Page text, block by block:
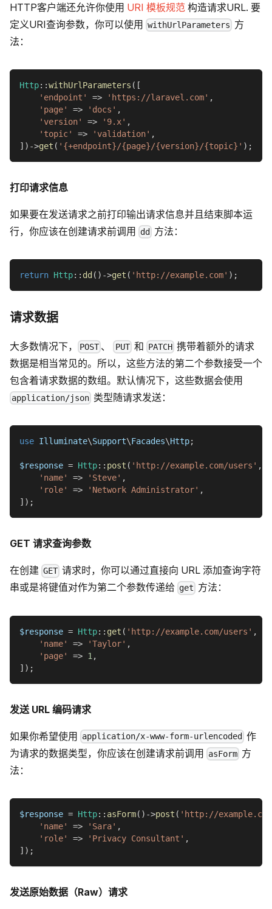
HTTP客户端还允许你使用 URI 模板规范 构造请求URL. 要
定义URI查询参数，你可以使用 withUrlParameters 方
法：
Http::withUrlParameters ( [
'endpoint'
=> 'https://laravel.com' ,
'page'
=> 'docs' ,
'version'
=> '9.x' ,
'topic'
=> 'validation' ,
] ) ->get ( '{+endpoint}/{page}/{version}/{topic}' ) ;
打印请求信息
如果要在发送请求之前打印输出请求信息并且结束脚本运
行，你应该在创建请求前调用 dd 方法：
return Http:: dd ( ) ->get ( 'http://example.com' ) ;
请求数据
大多数情况下， POST 、 PUT和 PATCH 携带着额外的请求
数据是相当常见的。所以，这些方法的第二个参数接受一个
包含着请求数据的数组。默认情况下，这些数据会使用
application/json 类型随请求发送：
use Illuminate\Support\Facades\Http;
$response = Http:: post ( 'http://example.com/users' ,
'name'
=> 'Steve' ,
'role'
=> 'Network Administrator' ,
] ) ;
GET 请求查询参数
在创建 GET 请求时，你可以通过直接向 URL 添加查询字符
串或是将键值对作为第二个参数传递给 get 方法：
$response = Http:: get ( 'http://example.com/users' ,
'name'
=> 'Taylor' ,
'page'
=> 1 ,
] ) ;
发送 URL 编码请求
如果你希望使用 application/x-www-form-urlencoded 作
为请求的数据类型，你应该在创建请求前调用 asForm 方
法：
$response = Http:: asForm( ) ->post ( 'http://
'name'
=> 'Sara' ,
'role'
=> 'Privacy Consultant' ,
] ) ;
发送原始数据（Raw）请求